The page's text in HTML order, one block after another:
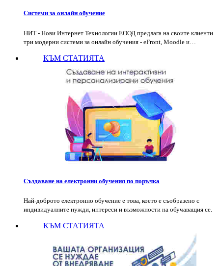
Системи за онлайн обучение
НИТ - Нови Интернет Технологии EООД предлага на своите клиенти
три модерни системи за онлайн обучения - еFront, Moodle и…
КЪМ СТАТИЯТА
Създаване на електронни обучения по поръчка
Най-доброто електронно обучение е това, което е съобразено с
индивидуалните нужди, интереси и възможности на обучаващия се.
КЪМ СТАТИЯТА